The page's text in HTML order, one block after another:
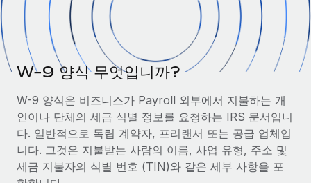
기록상 고용주(EOR)
법인 설립 비용 없이 전 세계로 사업을 확장
기록상 계약자
계약자 관리
전 세계 계약자의 온보딩 및 관리
PEO
복잡한 고용 업무를 아웃소싱
국가별 정보
국가별 글로벌 채용 지원 알아보기
미국 주별 정보
미국 모든 주 전역에서 채용 업무를 간소화
Remote와 다른 솔루션 비교
다른 업체들과 비교해보기
성장 단계
도구 및 계산기
오분류 리스크 평가 도구
국가별 직원 오분류 리스크 확인
국가별 총 인건비 계산
계약자 지급 계산기
글로벌 계약직을 위한 통화 옵션과 지급 소요 시간 확인
한국어
English
Nederlands 로그인
W-9 양식 무엇입니까?
W-9 양식은 비즈니스가 Payroll 외부에서 지불하는 개
인이나 단체의 세금 식별 정보를 요청하는 IRS 문서입니
다. 일반적으로 독립 계약자, 프리랜서 또는 공급 업체입
니다. 그것은 지불받는 사람의 이름, 사업 유형, 주소 및
세금 지불자의 식별 번호 (TIN)와 같은 세부 사항을 포